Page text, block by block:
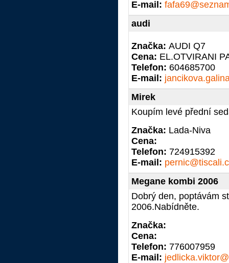
E-mail:
audi
Značka: AUDI Q7
Cena: EL.OTVIRANI
Telefon: 604685700
E-mail:
Mirek
Koupím levé přední
Značka: Lada-Niva
Cena:
Telefon: 724915392
E-mail:
Megane kombi 2006
Dobrý den, poptávám
2006.Nabídněte.
Značka:
Cena:
Telefon: 776007959
E-mail: